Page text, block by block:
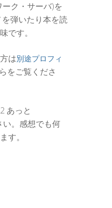
ク・サーバ)を
弾いたり本を読
です。
は別途プロフィ
をご覧くださ
あっと
い。感想でも何
す。